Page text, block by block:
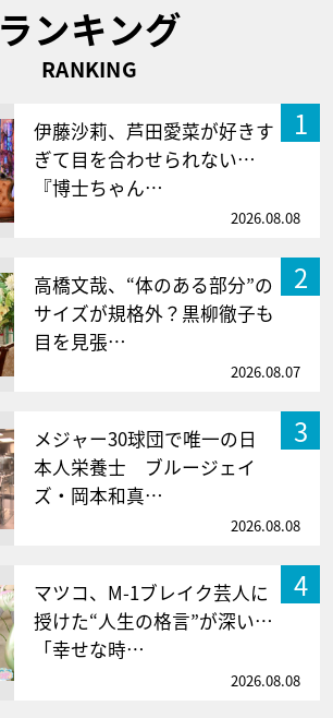
ランキング
RANKING
1
伊藤沙莉、芦田愛菜が好きす
ぎて目を合わせられない…
『博士ちゃん…
2026.08.08
2
高橋文哉、“体のある部分”の
サイズが規格外？黒柳徹子も
目を見張…
2026.08.07
3
メジャー30球団で唯一の日
本人栄養士 ブルージェイ
ズ・岡本和真…
2026.08.08
4
マツコ、M-1ブレイク芸人に
授けた“人生の格言”が深い…
「幸せな時…
2026.08.08